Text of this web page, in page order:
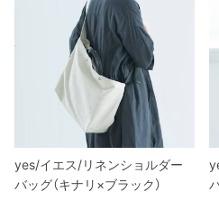
yes/イエス/リネンショルダー
バッグ（キナリ×ブラック）